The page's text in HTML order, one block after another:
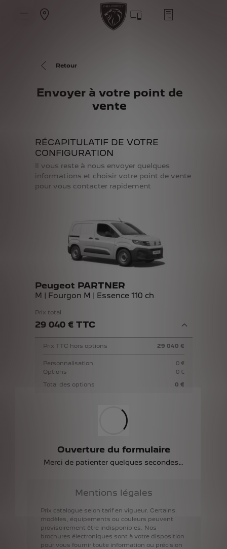
Retour
Envoyer à votre point de
vente
RÉCAPITULATIF DE VOTRE
CONFIGURATION
Il vous reste à nous envoyer quelques
informations et choisir votre point de vente
pour vous contacter rapidement
Peugeot PARTNER
M | Fourgon M | Essence 110 ch
Prix total
29 040 € TTC
Prix TTC hors options 29 040 €
Personnalisation
0 €
Options
0 €
Total des options
0 €
Ouverture du formulaire
Merci de patienter quelques secondes…
Mentions légales
Prix catalogue selon tarif en vigueur. Certains
modèles, équipements ou couleurs peuvent
provisoirement être indisponibles. Nos
brochures électroniques sont à votre disposition
pour vous fournir toute information ou précision